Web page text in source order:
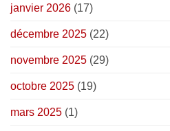
janvier 2026 (17)
décembre 2025 (22)
novembre 2025 (29)
octobre 2025 (19)
mars 2025 (1)